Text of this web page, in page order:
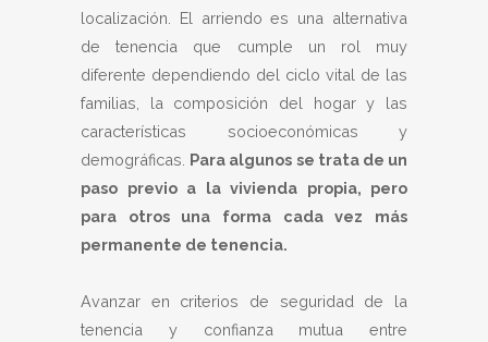
localización. El arriendo es una alternativa
de tenencia que cumple un rol muy
diferente dependiendo del ciclo vital de las
familias, la composición del hogar y las
características socioeconómicas y
demográficas. Para algunos se trata de un
paso previo a la vivienda propia, pero
para otros una forma cada vez más
permanente de tenencia.
Avanzar en criterios de seguridad de la
tenencia y confianza mutua entre